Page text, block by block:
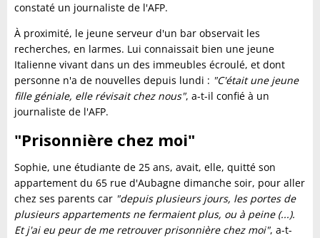
constaté un journaliste de l'AFP.
À proximité, le jeune serveur d'un bar observait les
recherches, en larmes. Lui connaissait bien une jeune
Italienne vivant dans un des immeubles écroulé, et dont
personne n'a de nouvelles depuis lundi : "C'était une jeune
fille géniale, elle révisait chez nous", a-t-il confié à un
journaliste de l'AFP.
"Prisonnière chez moi"
Sophie, une étudiante de 25 ans, avait, elle, quitté son
appartement du 65 rue d'Aubagne dimanche soir, pour aller
chez ses parents car "depuis plusieurs jours, les portes de
plusieurs appartements ne fermaient plus, ou à peine (...).
Et j'ai eu peur de me retrouver prisonnière chez moi", a-t-